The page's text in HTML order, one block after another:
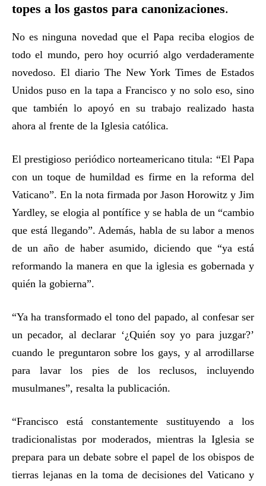
topes a los gastos para canonizaciones.
No es ninguna novedad que el Papa reciba elogios de
todo el mundo, pero hoy ocurrió algo verdaderamente
novedoso. El diario The New York Times de Estados
Unidos puso en la tapa a Francisco y no solo eso, sino
que también lo apoyó en su trabajo realizado hasta
ahora al frente de la Iglesia católica.
El prestigioso periódico norteamericano titula: “El Papa
con un toque de humildad es firme en la reforma del
Vaticano”. En la nota firmada por Jason Horowitz y Jim
Yardley, se elogia al pontífice y se habla de un “cambio
que está llegando”. Además, habla de su labor a menos
de un año de haber asumido, diciendo que “ya está
reformando la manera en que la iglesia es gobernada y
quién la gobierna”.
“Ya ha transformado el tono del papado, al confesar ser
un pecador, al declarar ‘¿Quién soy yo para juzgar?’
cuando le preguntaron sobre los gays, y al arrodillarse
para lavar los pies de los reclusos, incluyendo
musulmanes”, resalta la publicación.
“Francisco está constantemente sustituyendo a los
tradicionalistas por moderados, mientras la Iglesia se
prepara para un debate sobre el papel de los obispos de
tierras lejanas en la toma de decisiones del Vaticano y